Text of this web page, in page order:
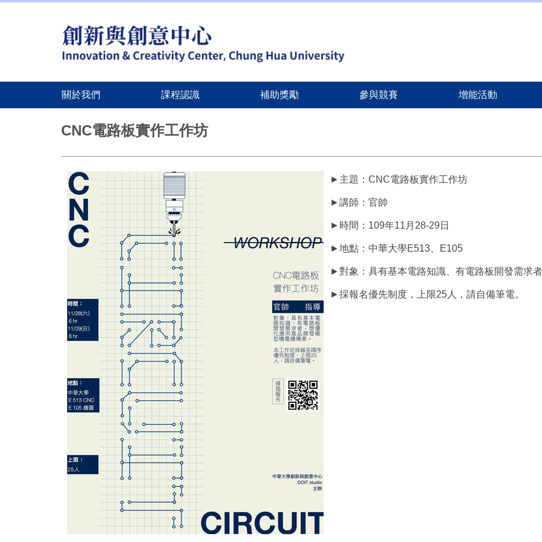
關於我們 課程認識 補助獎勵 參與競賽 增能活動
CNC電路板實作工作坊
►主題：CNC電路板實作工作坊
►講師：官帥
►時間：109年11月28-29日
►地點：中華大學E513、E105
►對象：具有基本電路知識、有電路板開發需求
►採報名優先制度，上限25人，請自備筆電。